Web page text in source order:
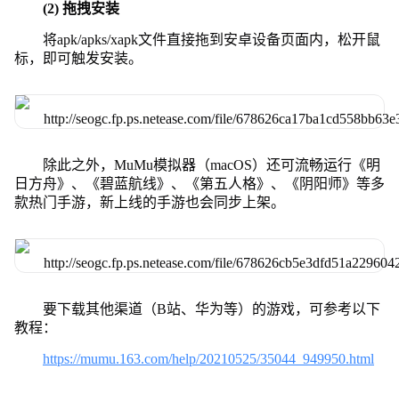
(2) 拖拽安装
将apk/apks/xapk文件直接拖到安卓设备页面内，松开鼠
标，即可触发安装。
除此之外，MuMu模拟器（macOS）还可流畅运行《明
日方舟》、《碧蓝航线》、《第五人格》、《阴阳师》等多
款热门手游，新上线的手游也会同步上架。
要下载其他渠道（B站、华为等）的游戏，可参考以下
教程：
https://mumu.163.com/help/20210525/35044_949950.html